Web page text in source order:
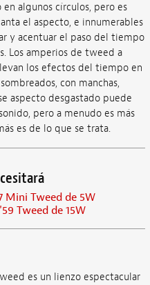
algunos círculos, pero es
el aspecto, e innumerables
y acentuar el paso del tiempo
Los amperios de tweed a
los efectos del tiempo en
con manchas,
aspecto desgastado puede
pero a menudo es más
es de lo que se trata.
Mini Tweed de 5W
Tweed de 15W
es un lienzo espectacular